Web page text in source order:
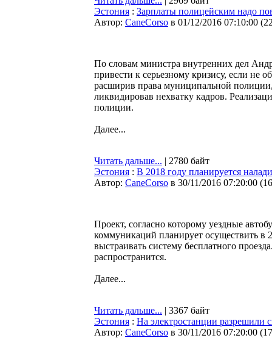
Эстония : Зарплаты полицейским надо
Автор: CaneCorso в 01/12/2016 07:10:00 (
По словам министра внутренних дел
привести к серьезному кризису, если не
расширив права муниципальной
ликвидировав нехватку кадров.
полиции.
Далее...
Читать дальше... | 2780 байт
Эстония : В 2018 году планируется
Автор: CaneCorso в 30/11/2016 07:20:00 (
Проект, согласно которому уездные
коммуникаций планирует осуществить в
выстраивать систему бесплатного
распространится.
Далее...
Читать дальше... | 3367 байт
Эстония : На электростанции разрешили
Автор: CaneCorso в 30/11/2016 07:20:00 (